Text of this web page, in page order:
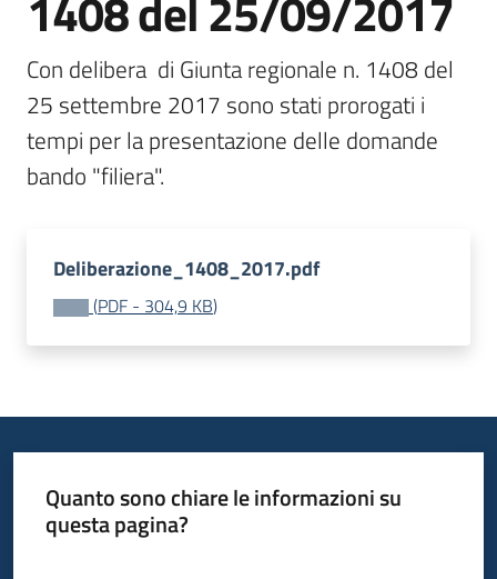
Menu selezionato
programmi
progetti
su
Con delibera  di Giunta regionale n. 1408 del
25 settembre 2017 sono stati prorogati i
tempi per la presentazione delle domande
bando "filiera".
Deliberazione_1408_2017.pdf
(PDF - 304,9 KB)
Quanto sono chiare le informazioni su
questa pagina?